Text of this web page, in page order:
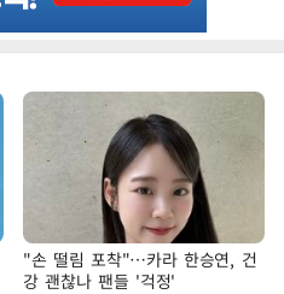
"손 떨림 포착"…카라 한승연, 건
강 괜찮나 팬들 '걱정'